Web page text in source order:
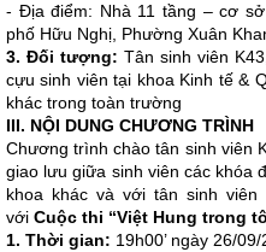
- Địa điểm: Nhà 11 tầng – cơ
phố Hữu Nghị, Phường Xuân
3. Đối tượng: Tân sinh viên
cựu sinh viên tại khoa Kinh tế &
khác trong toàn trường
III. NỘI DUNG CHƯƠNG TRÌNH
Chương trình chào tân sinh viên
giao lưu giữa sinh viên các khóa
khoa khác và với tân sinh
với Cuộc thi “Việt Hung trong
1. Thời gian: 19h00’ ngày 26/